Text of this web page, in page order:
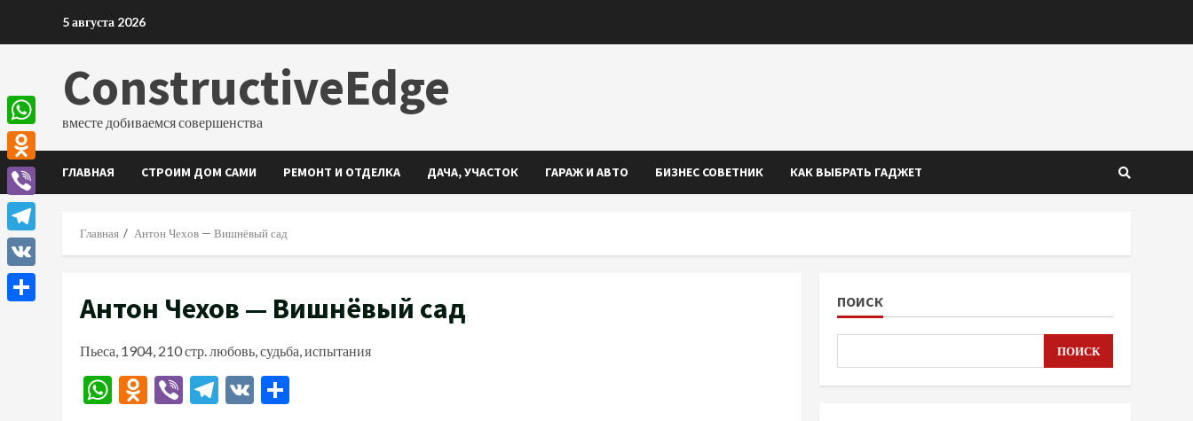
5 августа 2026
ConstructiveEdge
вместе добиваемся совершенства
ГЛАВНАЯ СТРОИМ ДОМ САМИ РЕМОНТ И ОТДЕЛКА ДАЧА, УЧАСТОК ГАРАЖ И АВТО БИЗНЕС СОВЕТНИК КАК ВЫБРАТЬ ГАДЖЕТ
Главная Антон Чехов — Вишнёвый сад
Антон Чехов — Вишнёвый сад
Пьеса, 1904, 210 стр. любовь, судьба, испытания
WhatsApp
Odnoklassniki
ViberTelegram
VK
ПОИСК
ПОИСК
WhatsApp
Odnoklassniki
Viber
Telegram
VK